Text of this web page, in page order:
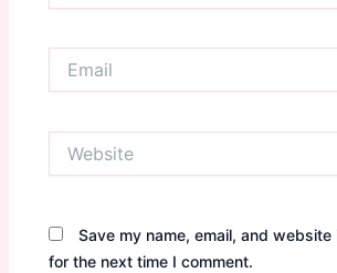
Save my name, email, and
for the next time I comment.